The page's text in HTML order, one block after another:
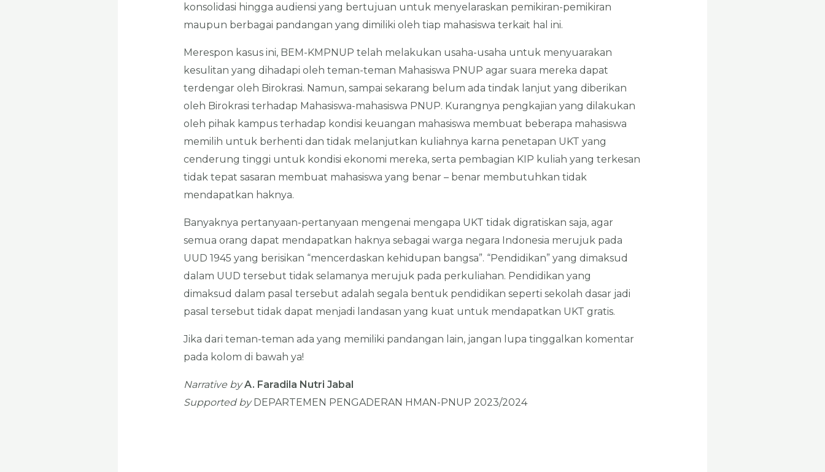
konsolidasi hingga audiensi yang bertujuan untuk menyelaraskan pemikiran-pemikiran
maupun berbagai pandangan yang dimiliki oleh tiap mahasiswa terkait hal ini.
Merespon kasus ini, BEM-KMPNUP telah melakukan usaha-usaha untuk menyuarakan
kesulitan yang dihadapi oleh teman-teman Mahasiswa PNUP agar suara mereka dapat
terdengar oleh Birokrasi. Namun, sampai sekarang belum ada tindak lanjut yang diberikan
oleh Birokrasi terhadap Mahasiswa-mahasiswa PNUP. Kurangnya pengkajian yang dilakukan
oleh pihak kampus terhadap kondisi keuangan mahasiswa membuat beberapa mahasiswa
memilih untuk berhenti dan tidak melanjutkan kuliahnya karna penetapan UKT yang
cenderung tinggi untuk kondisi ekonomi mereka, serta pembagian KIP kuliah yang terkesan
tidak tepat sasaran membuat mahasiswa yang benar – benar membutuhkan tidak
mendapatkan haknya.
Banyaknya pertanyaan-pertanyaan mengenai mengapa UKT tidak digratiskan saja, agar
semua orang dapat mendapatkan haknya sebagai warga negara Indonesia merujuk pada
UUD 1945 yang berisikan “mencerdaskan kehidupan bangsa”. “Pendidikan” yang dimaksud
dalam UUD tersebut tidak selamanya merujuk pada perkuliahan. Pendidikan yang
dimaksud dalam pasal tersebut adalah segala bentuk pendidikan seperti sekolah dasar jadi
pasal tersebut tidak dapat menjadi landasan yang kuat untuk mendapatkan UKT gratis.
Jika dari teman-teman ada yang memiliki pandangan lain, jangan lupa tinggalkan komentar
pada kolom di bawah ya!
Narrative byA. Faradila Nutri Jabal
Supported byDEPARTEMEN PENGADERAN HMAN-PNUP 2023/2024